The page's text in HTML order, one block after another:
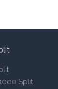
Split